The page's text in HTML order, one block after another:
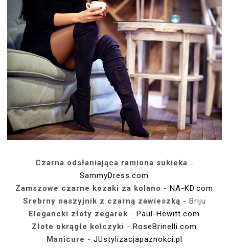
Czarna odsłaniająca ramiona sukieka -
SammyDress.com
Zamszowe czarne kozaki za kolano -NA-KD.com
Srebrny naszyjnik z czarną zawieszką - Briju
Elegancki złoty zegarek -Paul-Hewitt.com
Złote okrągłe kolczyki -RoseBrinelli.com
Manicure - JUstylizacjapaznokci.pl